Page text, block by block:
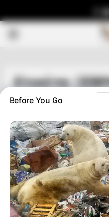
Ετικέτα:
Before You Go